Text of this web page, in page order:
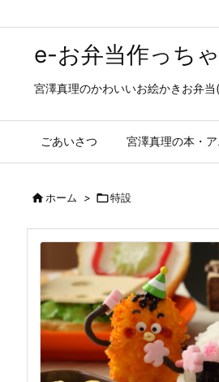
e-お弁当作っち
宮澤真理のかわいいお絵かきお弁
ごあいさつ 宮澤真理の本・ア
ホーム > 特設